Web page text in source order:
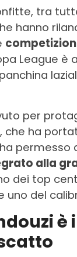
tra
hanno
League
per
che ha
permesso
alla
dei top
uno del